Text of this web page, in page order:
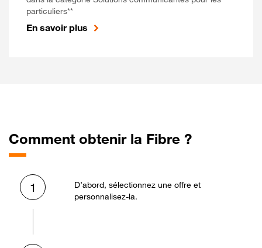
particuliers**
En savoir plus
Comment obtenir la Fibre ?
1
D’abord, sélectionnez une offre et
personnalisez-la.